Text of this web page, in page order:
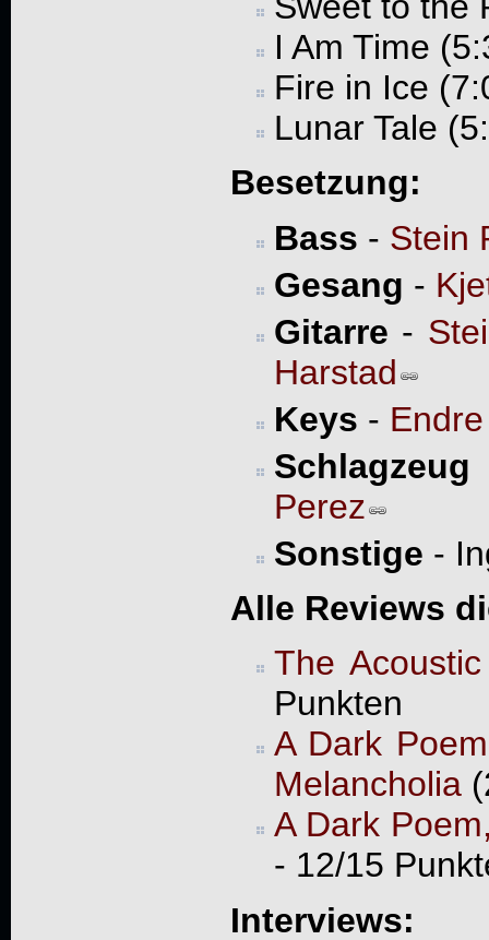
I Am Time
Fire in Ice
Lunar Tale
Besetzung:
Bass - Stein
Gesang -
Gitarre -
Harstad
Keys -
Schlagzeug
Perez
Sonstige -
Alle Reviews
The
Punkten
A Dark
Melancholia
A Dark
- 12/15
Interviews: